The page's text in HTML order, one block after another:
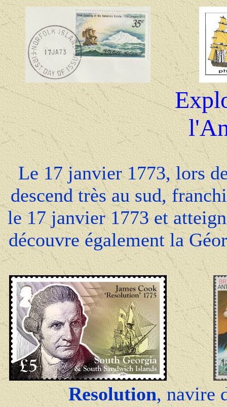
Le 17 janvier 1773, lors
descend très au sud,
le 17 janvier 1773 et
découvre également la
Resolution, navire